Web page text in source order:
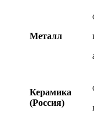
Металл
Керамика
(Россия)